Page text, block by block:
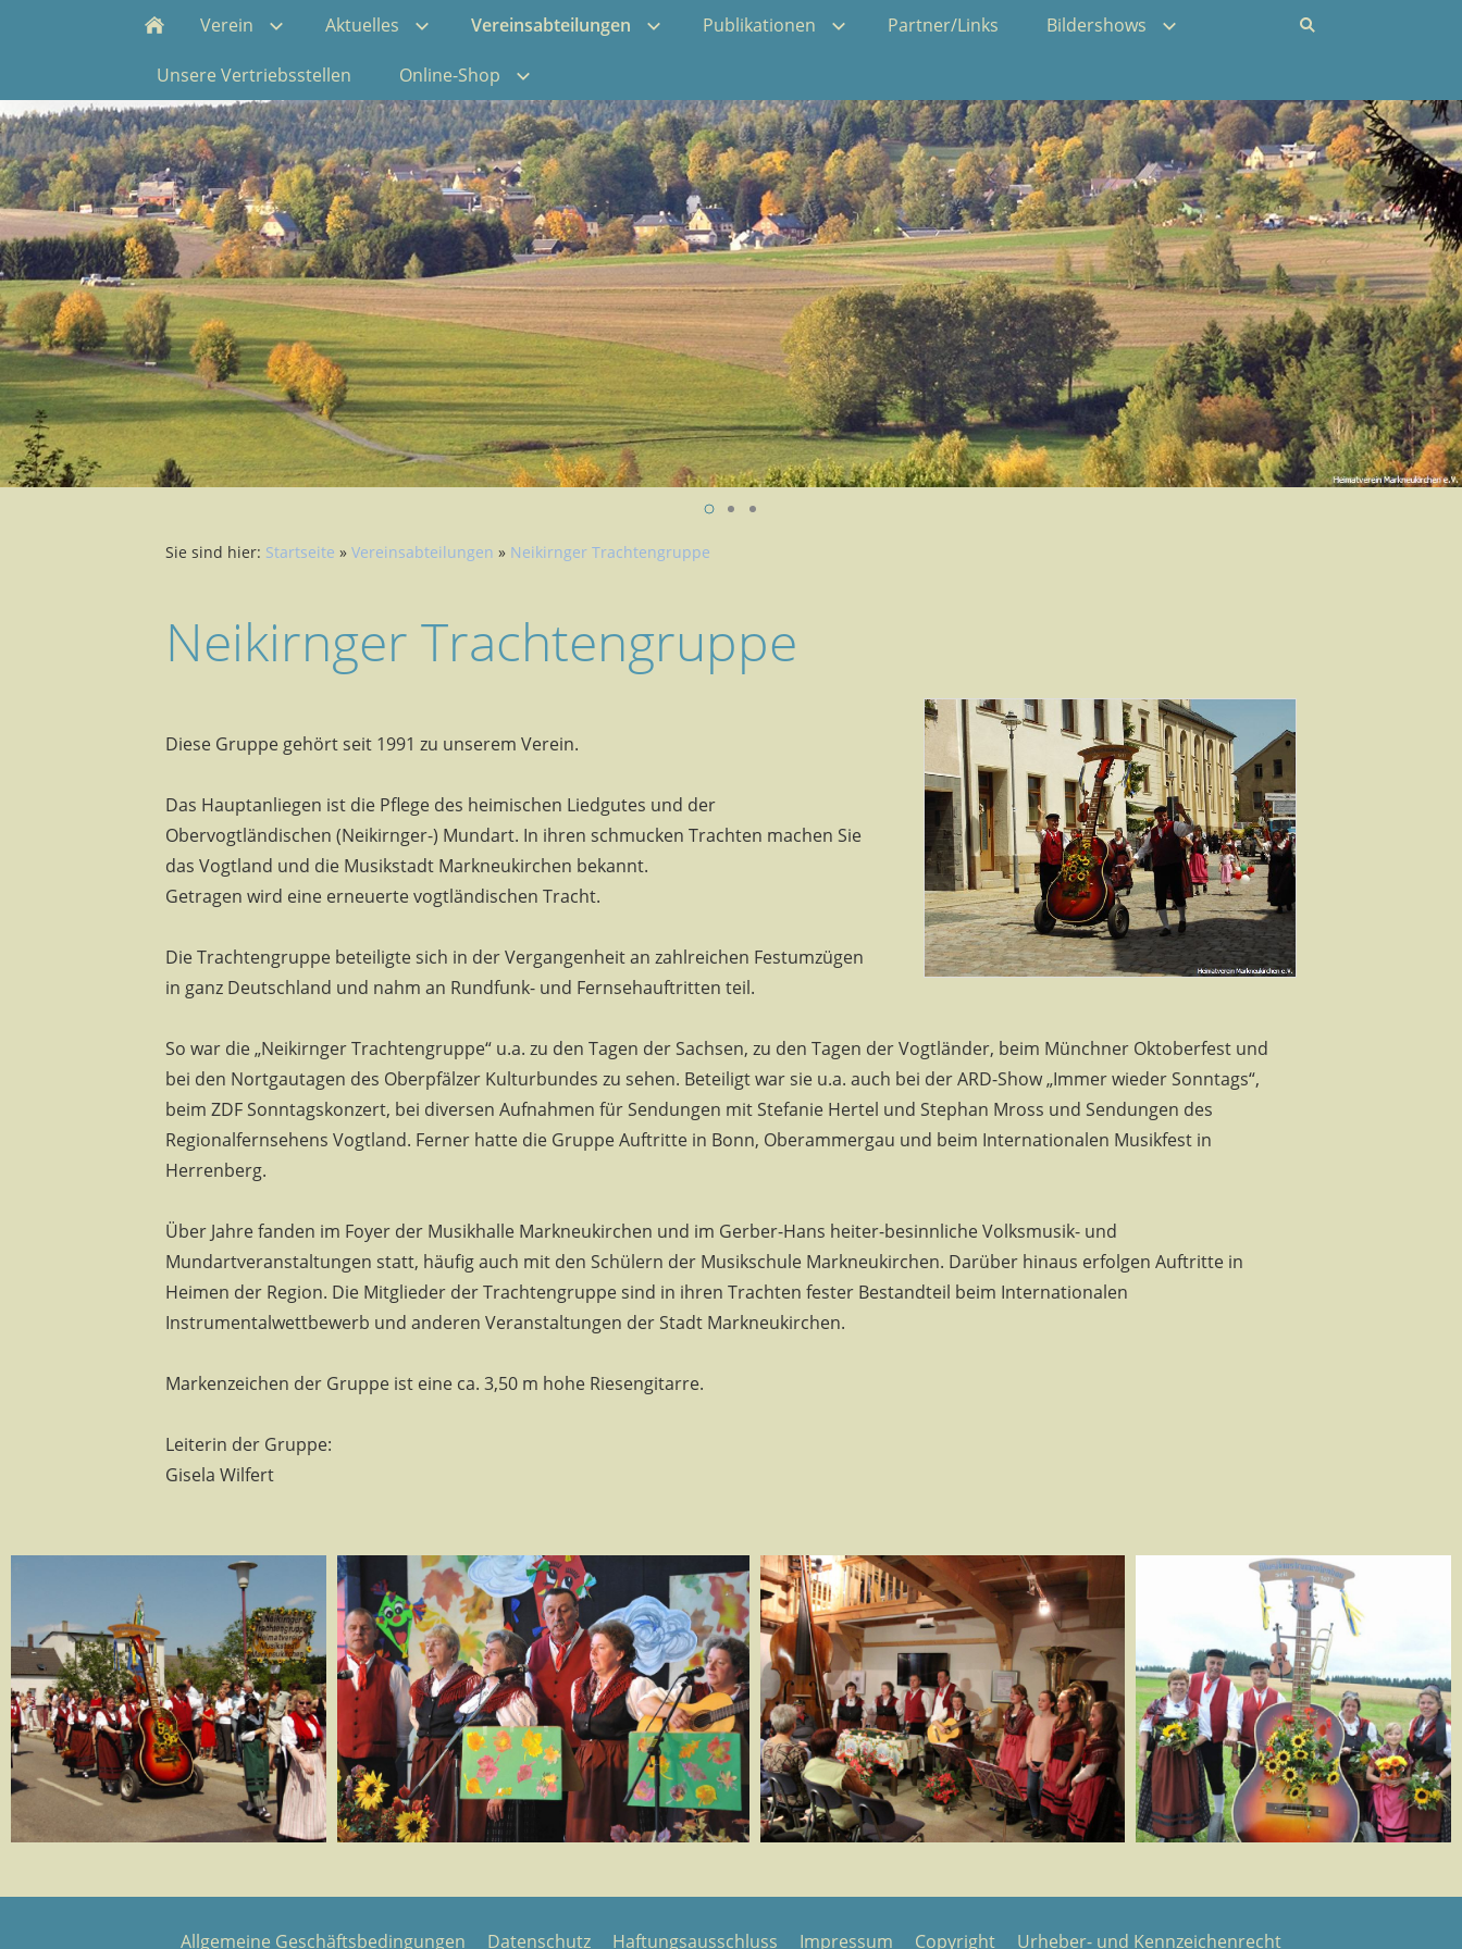
Verein Aktuelles Vereinsabteilungen Publikationen Partner/Links Bildershows
Unsere Vertriebsstellen Online-Shop
Sie sind hier: Startseite » Vereinsabteilungen » Neikirnger Trachtengruppe
Neikirnger Trachtengruppe
Diese Gruppe gehört seit 1991 zu unserem Verein.
Das Hauptanliegen ist die Pflege des heimischen Liedgutes und der
Obervogtländischen (Neikirnger-) Mundart. In ihren schmucken Trachten machen Sie
das Vogtland und die Musikstadt Markneukirchen bekannt.
Getragen wird eine erneuerte vogtländischen Tracht.
Die Trachtengruppe beteiligte sich in der Vergangenheit an zahlreichen Festumzügen
in ganz Deutschland und nahm an Rundfunk- und Fernsehauftritten teil.
So war die „Neikirnger Trachtengruppe“ u.a. zu den Tagen der Sachsen, zu den Tagen der Vogtländer, beim Münchner Oktoberfest und
bei den Nortgautagen des Oberpfälzer Kulturbundes zu sehen. Beteiligt war sie u.a. auch bei der ARD-Show „Immer wieder Sonntags“,
beim ZDF Sonntagskonzert, bei diversen Aufnahmen für Sendungen mit Stefanie Hertel und Stephan Mross und Sendungen des
Regionalfernsehens Vogtland. Ferner hatte die Gruppe Auftritte in Bonn, Oberammergau und beim Internationalen Musikfest in
Herrenberg.
Über Jahre fanden im Foyer der Musikhalle Markneukirchen und im Gerber-Hans heiter-besinnliche Volksmusik- und
Mundartveranstaltungen statt, häufig auch mit den Schülern der Musikschule Markneukirchen. Darüber hinaus erfolgen Auftritte in
Heimen der Region. Die Mitglieder der Trachtengruppe sind in ihren Trachten fester Bestandteil beim Internationalen
Instrumentalwettbewerb und anderen Veranstaltungen der Stadt Markneukirchen.
Markenzeichen der Gruppe ist eine ca. 3,50 m hohe Riesengitarre.
Leiterin der Gruppe:
Gisela Wilfert
Allgemeine Geschäftsbedingungen Datenschutz Haftungsausschluss Impressum Copyright Urheber- und Kennzeichenrecht